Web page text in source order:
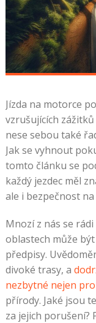
Jízda na motorce
vzrušujících
nese sebou také
Jak se vyhnout
tomto článku se
každý jezdec měl
ale i bezpečnost
Mnozí z nás se
oblastech může
předpisy.
divoké trasy, a
nezbytné nejen
přírody. Jaké jsou
za jejich porušení?